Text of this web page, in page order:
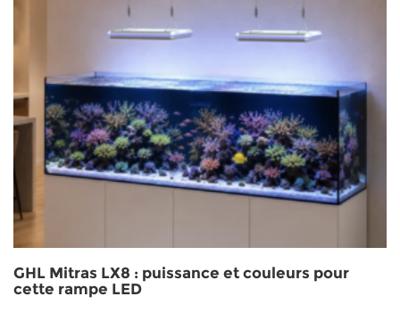
GHL Mitras LX8 : puissance et couleurs pour
cette rampe LED